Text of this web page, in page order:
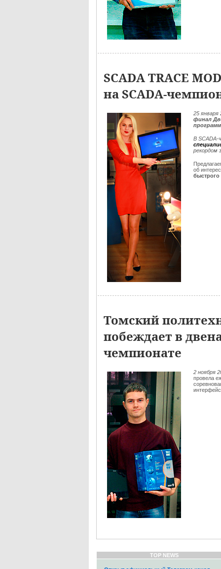
SCADA TRACE
на SCADA-
25 января
финал
В SCADA-
рекордом
об
быстрого
Томский
побеждает в
чемпионате
2 ноября
провела
TOP NEWS